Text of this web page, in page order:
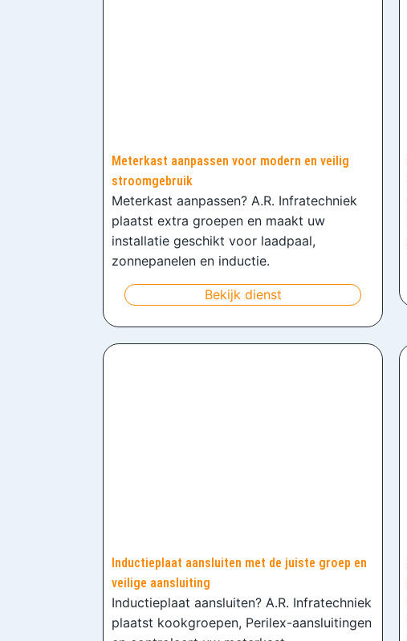
Meterkast aanpassen voor modern en veilig
stroomgebruik
Meterkast aanpassen? A.R. Infratechniek
plaatst extra groepen en maakt uw
installatie geschikt voor laadpaal,
zonnepanelen en inductie.
Bekijk dienst
Inductieplaat aansluiten met de juiste groep en
veilige aansluiting
Inductieplaat aansluiten? A.R. Infratechniek
plaatst kookgroepen, Perilex-aansluitingen